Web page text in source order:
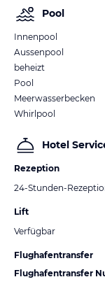
Pool
Innenpool
Aussenpool
beheizt
Pool
Meerwasserbecken
Whirlpool
Hotel
Rezeption
24-Stunden-
Lift
Verfügbar
Flughafentransfer
Flughafentransfer